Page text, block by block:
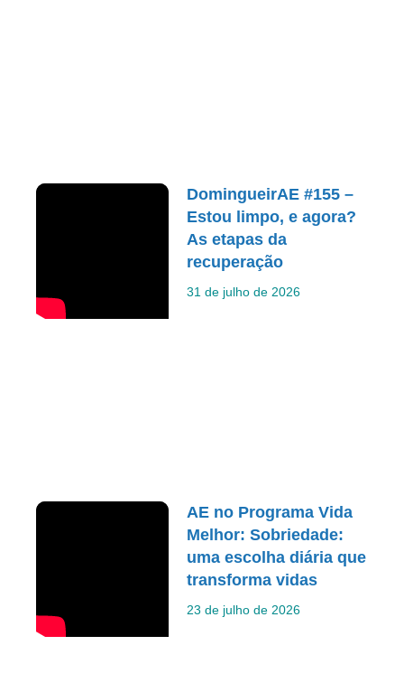
DomingueirAE #155 –
Estou limpo, e agora?
As etapas da
recuperação
31 de julho de 2026
AE no Programa Vida
Melhor: Sobriedade:
uma escolha diária que
transforma vidas
23 de julho de 2026